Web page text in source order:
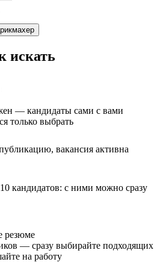
искать
— кандидаты сами с вами
только выбрать
вакансия активна
кандидатов: с ними можно сразу
резюме
— сразу выбирайте подходящих
на работу